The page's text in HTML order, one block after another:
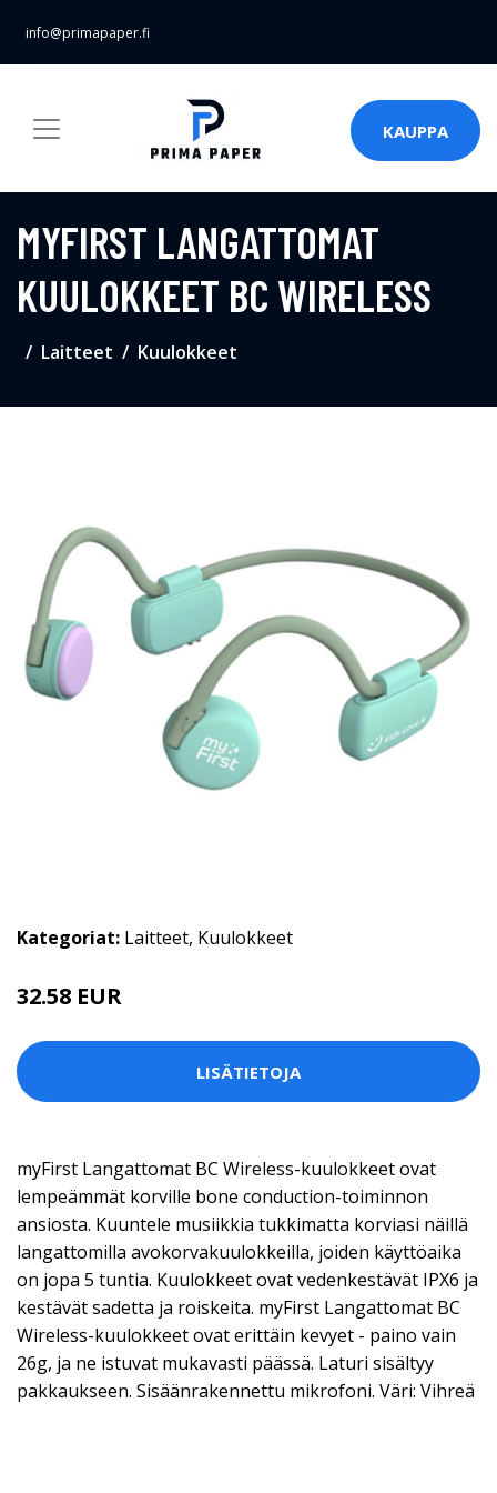
info@primapaper.fi
KAUPPA
MYFIRST LANGATTOMAT
KUULOKKEET BC WIRELESS
Laitteet Kuulokkeet
Kategoriat: Laitteet, Kuulokkeet
32.58 EUR
LISÄTIETOJA
myFirst Langattomat BC Wireless-kuulokkeet ovat
lempeämmät korville bone conduction-toiminnon
ansiosta. Kuuntele musiikkia tukkimatta korviasi näillä
langattomilla avokorvakuulokkeilla, joiden käyttöaika
on jopa 5 tuntia. Kuulokkeet ovat vedenkestävät IPX6 ja
kestävät sadetta ja roiskeita. myFirst Langattomat BC
Wireless-kuulokkeet ovat erittäin kevyet - paino vain
26g, ja ne istuvat mukavasti päässä. Laturi sisältyy
pakkaukseen. Sisäänrakennettu mikrofoni. Väri: Vihreä